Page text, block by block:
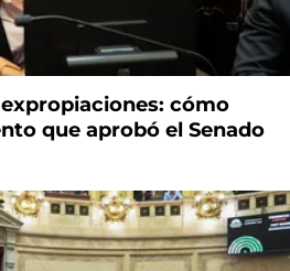
cómo
que aprobó el Senado